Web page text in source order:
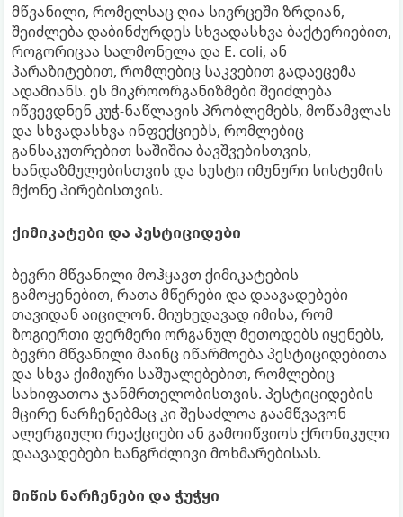
მწვანილი, რომელსაც ღია სივრცეში ზრდიან,
შეიძლება დაბინძურდეს სხვადასხვა ბაქტერიებით,
როგორიცაა სალმონელა და E. coli, ან
პარაზიტებით, რომლებიც საკვებით გადაეცემა
ადამიანს. ეს მიკროორგანიზმები შეიძლება
იწვევდნენ კუჭ-ნაწლავის პრობლემებს, მოწამვლას
და სხვადასხვა ინფექციებს, რომლებიც
განსაკუთრებით საშიშია ბავშვებისთვის,
ხანდაზმულებისთვის და სუსტი იმუნური სისტემის
მქონე პირებისთვის.
ქიმიკატები და პესტიციდები
ბევრი მწვანილი მოჰყავთ ქიმიკატების
გამოყენებით, რათა მწერები და დაავადებები
თავიდან აიცილონ. მიუხედავად იმისა, რომ
ზოგიერთი ფერმერი ორგანულ მეთოდებს იყენებს,
ბევრი მწვანილი მაინც იწარმოება პესტიციდებითა
და სხვა ქიმიური საშუალებებით, რომლებიც
სახიფათოა ჯანმრთელობისთვის. პესტიციდების
მცირე ნარჩენებმაც კი შესაძლოა გაამწვავონ
ალერგიული რეაქციები ან გამოიწვიოს ქრონიკული
დაავადებები ხანგრძლივი მოხმარებისას.
მიწის ნარჩენები და ჭუჭყი